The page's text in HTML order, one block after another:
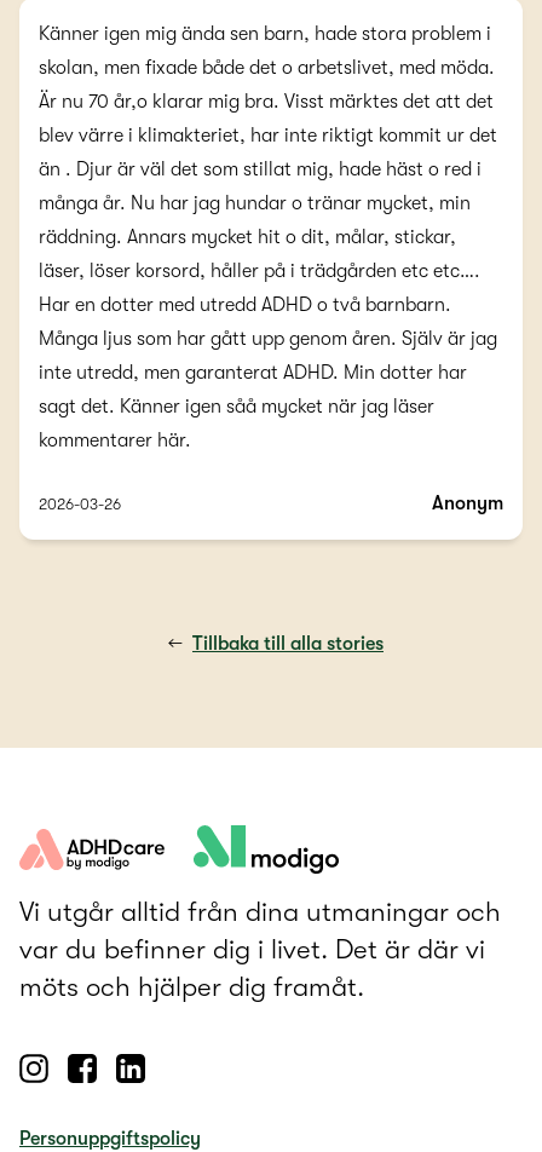
Känner igen mig ända sen barn, hade stora problem i
skolan, men fixade både det o arbetslivet, med möda.
Är nu 70 år,o klarar mig bra. Visst märktes det att det
blev värre i klimakteriet, har inte riktigt kommit ur det
än . Djur är väl det som stillat mig, hade häst o red i
många år. Nu har jag hundar o tränar mycket, min
räddning. Annars mycket hit o dit, målar, stickar,
läser, löser korsord, håller på i trädgården etc etc….
Har en dotter med utredd ADHD o två barnbarn.
Många ljus som har gått upp genom åren. Själv är jag
inte utredd, men garanterat ADHD. Min dotter har
sagt det. Känner igen såå mycket när jag läser
kommentarer här.
2026-03-26 Anonym
← Tillbaka till alla stories
Vi utgår alltid från dina utmaningar och
var du befinner dig i livet. Det är där vi
möts och hjälper dig framåt.
Personuppgiftspolicy